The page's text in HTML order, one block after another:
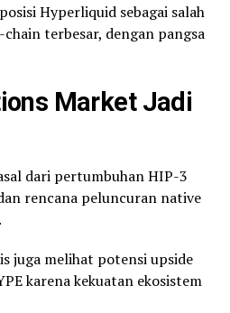
Hyperliquid sebagai salah
terbesar, dengan pangsa
Market Jadi
dari pertumbuhan HIP-3
rencana peluncuran native
juga melihat potensi upside
karena kekuatan ekosistem